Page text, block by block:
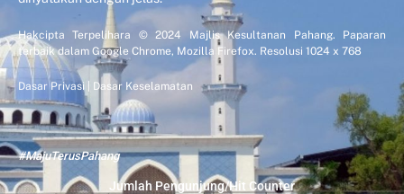
Hakcipta Terpelihara © 2024 Majlis Kesultanan Pahang. Paparan
terbaik dalam Google Chrome, Mozilla Firefox. Resolusi 1024 x 768
Dasar Privasi Dasar Keselamatan
#MajuTerusPahang
Jumlah Pengunjung/Hit Counter